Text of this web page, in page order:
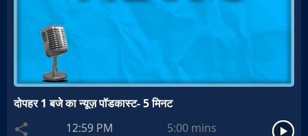
दोपहर 1 बजे का न्यूज़ पॉडकास्ट- 5 मिनट
12:59 PM
5:00 mins